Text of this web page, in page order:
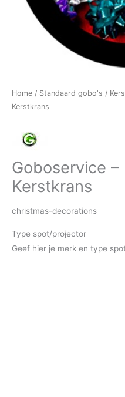
Home / Standaard gobo's /
Kerstkrans
Goboservice –
Kerstkrans
christmas-decorations
Type spot/projector
Geef hier je merk en type